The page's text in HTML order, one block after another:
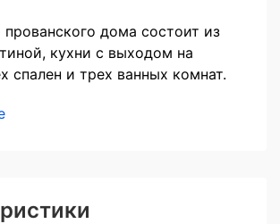
дома состоит из
кухни с выходом на
спален и трех ванных комнат.